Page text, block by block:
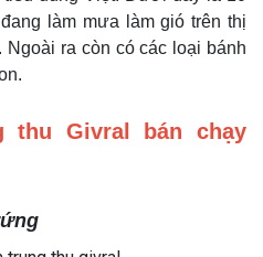
làm mưa làm gió trên thị
ra còn có các loại bánh
thu Givral bán chạy